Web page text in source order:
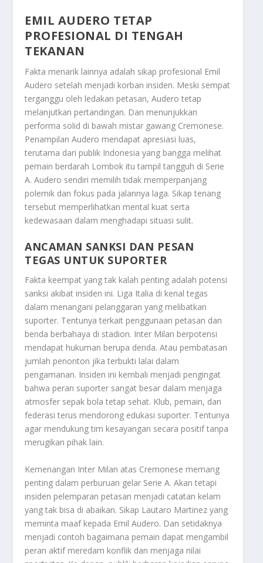
EMIL AUDERO TETAP
PROFESIONAL DI TENGAH
TEKANAN
Fakta menarik lainnya adalah sikap profesional Emil
Audero setelah menjadi korban insiden. Meski sempat
terganggu oleh ledakan petasan, Audero tetap
melanjutkan pertandingan. Dan menunjukkan
performa solid di bawah mistar gawang Cremonese.
Penampilan Audero mendapat apresiasi luas,
terutama dari publik Indonesia yang bangga melihat
pemain berdarah Lombok itu tampil tangguh di Serie
A. Audero sendiri memilih tidak memperpanjang
polemik dan fokus pada jalannya laga. Sikap tenang
tersebut memperlihatkan mental kuat serta
kedewasaan dalam menghadapi situasi sulit.
ANCAMAN SANKSI DAN PESAN
TEGAS UNTUK SUPORTER
Fakta keempat yang tak kalah penting adalah potensi
sanksi akibat insiden ini. Liga Italia di kenal tegas
dalam menangani pelanggaran yang melibatkan
suporter. Tentunya terkait penggunaan petasan dan
benda berbahaya di stadion. Inter Milan berpotensi
mendapat hukuman berupa denda. Atau pembatasan
jumlah penonton jika terbukti lalai dalam
pengamanan. Insiden ini kembali menjadi pengingat
bahwa peran suporter sangat besar dalam menjaga
atmosfer sepak bola tetap sehat. Klub, pemain, dan
federasi terus mendorong edukasi suporter. Tentunya
agar mendukung tim kesayangan secara positif tanpa
merugikan pihak lain.
Kemenangan Inter Milan atas Cremonese memang
penting dalam perburuan gelar Serie A. Akan tetapi
insiden pelemparan petasan menjadi catatan kelam
yang tak bisa di abaikan. Sikap Lautaro Martinez yang
meminta maaf kepada Emil Audero. Dan setidaknya
menjadi contoh bagaimana pemain dapat mengambil
peran aktif meredam konflik dan menjaga nilai